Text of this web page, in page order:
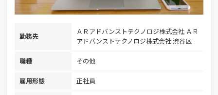
勤務先
ＡＲアドバンストテクノロジ株式会社 ＡＲ
アドバンストテクノロジ株式会社 渋谷区
職種 その他
雇用形態 正社員